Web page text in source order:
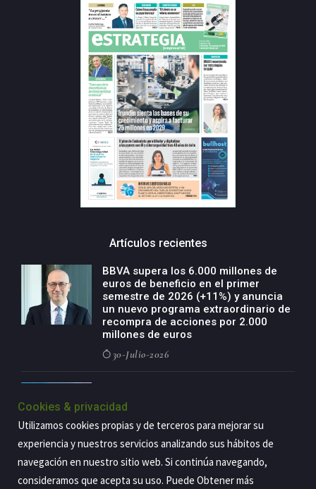
Artículos recientes
BBVA supera los 6.000 millones de
euros de beneficio en el primer
semestre de 2026 (+11%) y anuncia
un nuevo programa extraordinario de
recompra de acciones por 2.000
millones de euros
30-Julio-2026
negocio agro con un modelo global
de especialización presente en siete
países
29-Julio-2026
Cookies & privacidad
Utilizamos cookies propias y de terceros para mejorar su
experiencia y nuestros servicios analizando sus hábitos de
navegación en nuestro sitio web. Si continúa navegando,
consideramos que acepta su uso. Puede Obtener más